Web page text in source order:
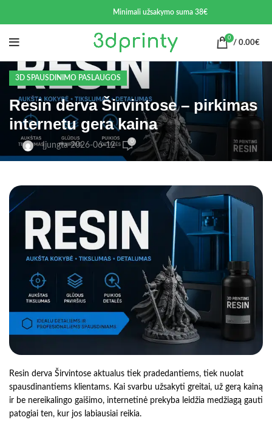
Minimali užsakymo suma 38€
0
/ 0.00€
3D SPAUSDINIMO PASLAUGOS
Resin derva Širvintose – pirkimas
internetu gera kaina
Įjungta 2026-06-12 0
Resin derva Širvintose aktualus tiek pradedantiems, tiek nuolat
spausdinantiems klientams. Kai svarbu užsakyti greitai, už gerą kainą
ir be nereikalingo gaišimo, internetinė prekyba leidžia medžiagą gauti
patogiai ten, kur jos labiausiai reikia.